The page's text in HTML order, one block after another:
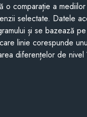
o comparație a
selectate. Datele
și se bazează
linie corespunde
diferențelor de nivel